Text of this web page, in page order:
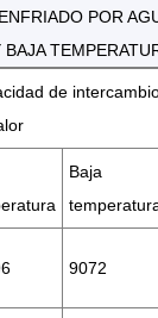
POR
de
Baja
9072